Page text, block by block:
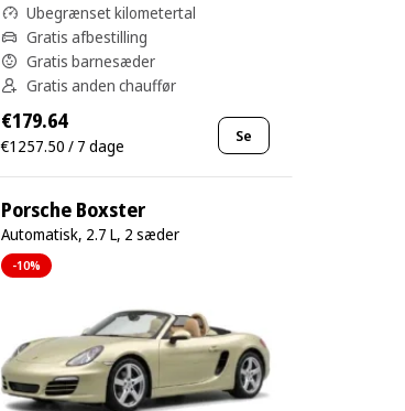
Ubegrænset kilometertal
Gratis afbestilling
Gratis barnesæder
Gratis anden chauffør
€179.64
€1257.50 / 7 dage Se
Porsche Boxster
Automatisk, 2.7 L, 2 sæder
-10%